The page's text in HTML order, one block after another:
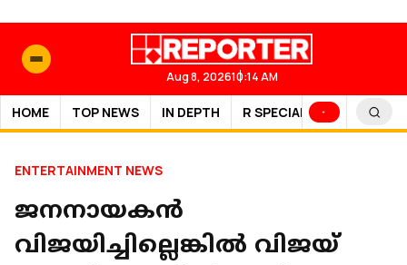
Aug 8, 202610:14 AM
HOME TOP NEWS IN DEPTH R SPECIAL SPORTS
ENTERTAINMENT NEWS
ജനനായകൻ
വിജയിച്ചില്ലെങ്കിൽ വിജയ്